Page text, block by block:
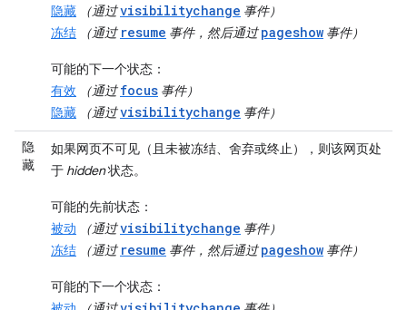
隐藏
（通过visibilitychange 事件）
冻结
（通过 resume 事件，然后通过pageshow 事件）
可能的下一个状态 ：
有效
（通过focus 事件）
隐藏
（通过visibilitychange 事件）
隐
藏
如果网页不可见（且未被冻结、舍弃或终止），则该网页处
于 hidden状态。
可能的先前状态 ：
被动
（通过visibilitychange 事件）
冻结
（通过 resume 事件，然后通过pageshow 事件）
可能的下一个状态 ：